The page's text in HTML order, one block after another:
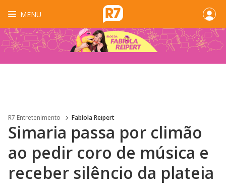
MENU
R7 Entretenimento Fabíola Reipert
Simaria passa por climão
ao pedir coro de música e
receber silêncio da plateia